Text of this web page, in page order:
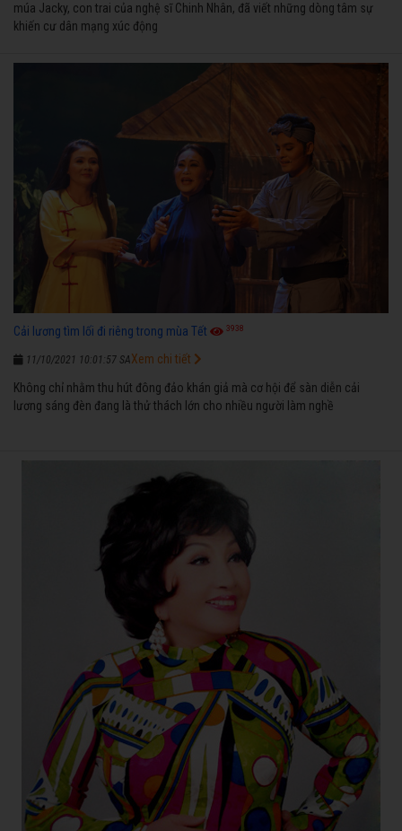
múa Jacky, con trai của nghệ sĩ Chinh Nhân, đã viết những dòng tâm sự
khiến cư dân mạng xúc động
Cải lương tìm lối đi riêng trong mùa Tết 3938
11/10/2021 10:01:57 SA
Không chỉ nhằm thu hút đông đảo khán giả mà cơ hội để sàn diễn cải
lương sáng đèn đang là thử thách lớn cho nhiều người làm nghề
Xem chi tiết